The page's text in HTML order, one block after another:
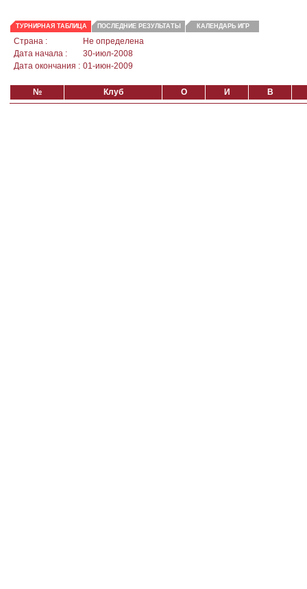
ТУРНИРНАЯ ТАБЛИЦА ПОСЛЕДНИЕ РЕЗУЛЬТАТЫ КАЛЕНДАРЬ ИГР
Страна :
Не определена
Дата начала :
30-июл-2008
Дата окончания : 01-июн-2009
№ Клуб О И В